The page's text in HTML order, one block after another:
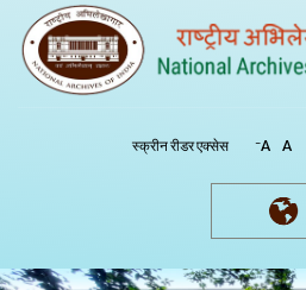
स्क्रीन रीडर एक्सेस -A A